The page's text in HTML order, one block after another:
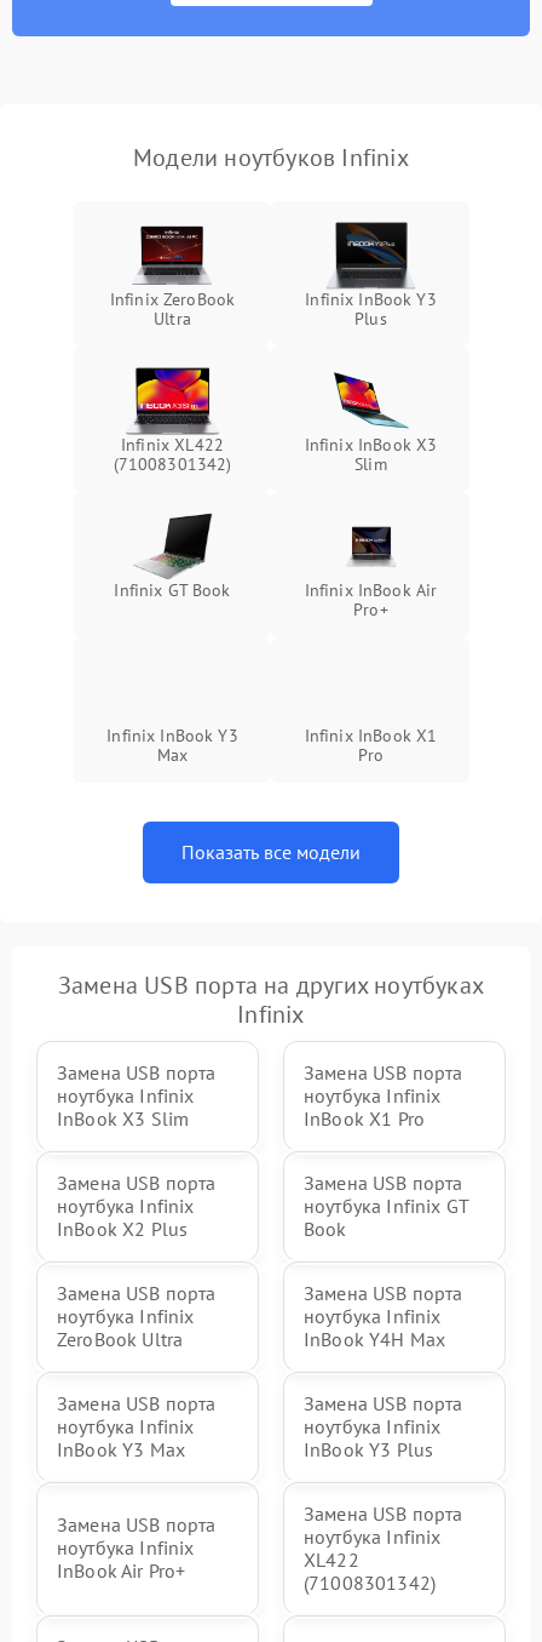
неисправности кулера
пропадание диска
оперативной памяти:
вылеты приложений,
синие экраны
Подробнее →
Проблемы Wi‑Fi или
Модели ноутбуков Infinix
Infinix ZeroBook
Ultra
Infinix InBook Y3
Plus
Infinix XL422
(71008301342)
Infinix InBook X3
Slim
Infinix GT Book
Infinix InBook Air
Pro+
Infinix InBook Y3
Max
Infinix InBook X1
Pro
Показать все модели
Замена USB порта на других ноутбуках
Infinix
Замена USB порта
ноутбука Infinix
InBook X3 Slim
Замена USB порта
ноутбука Infinix
InBook X1 Pro
Замена USB порта
ноутбука Infinix
InBook X2 Plus
Замена USB порта
ноутбука Infinix GT
Book
Замена USB порта
ноутбука Infinix
ZeroBook Ultra
Замена USB порта
ноутбука Infinix
InBook Y4H Max
Замена USB порта
ноутбука Infinix
InBook Y3 Max
Замена USB порта
ноутбука Infinix
InBook Y3 Plus
Замена USB порта
ноутбука Infinix
InBook Air Pro+
Замена USB порта
ноутбука Infinix
XL422
(71008301342)